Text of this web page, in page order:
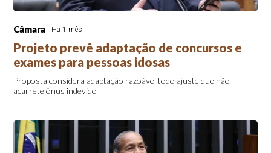
Câmara Há 1 mês
Projeto prevê adaptação de concursos e
exames para pessoas idosas
Proposta considera adaptação razoável todo ajuste que não
acarrete ônus indevido